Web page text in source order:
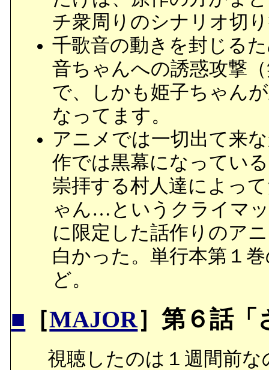
チ衆周りのシナリオ切
千歌音の動きを封じる
音ちゃんへの誘惑攻撃
で、しかも姫子ちゃん
なってます。
アニメでは一切出て来
作では黒幕になってい
崇拝する村人達によっ
ゃん…というクライマ
に限定した話作りのア
白かった。単行本第１
ど。
■ ［MAJOR］第６話
視聴したのは１週間前な